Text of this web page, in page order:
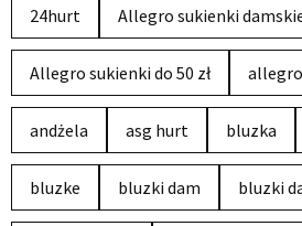
24hurt Allegro sukienki
Allegro sukienki do 50 zł
andżela asg hurt bluzka
bluzke bluzki dam bluzki